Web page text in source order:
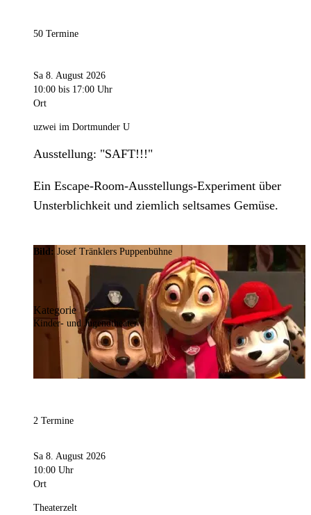
50 Termine
Sa 8. August 2026
10:00 bis 17:00 Uhr
Ort
uzwei im Dortmunder U
Ausstellung: "SAFT!!!"
Ein Escape-Room-Ausstellungs-Experiment über
Unsterblichkeit und ziemlich seltsames Gemüse.
Bild:Josef Tränklers Puppenbühne
Kategorie
Kinder- und Jugendtheater
2 Termine
Sa 8. August 2026
10:00 Uhr
Ort
Theaterzelt